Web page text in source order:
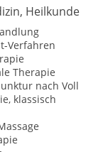
Heilkunde
Verfahren
Therapie
nach Voll
klassisch